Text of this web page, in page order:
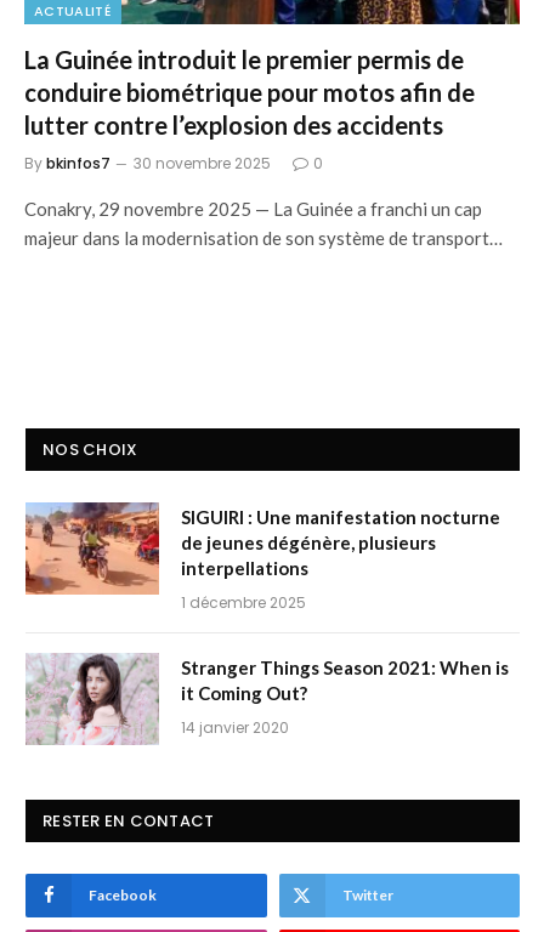
ACTUALITÉ
La Guinée introduit le premier permis de
conduire biométrique pour motos afin de
lutter contre l’explosion des accidents
Bybkinfos7 30 novembre 2025 0
Conakry, 29 novembre 2025 — La Guinée a franchi un cap
majeur dans la modernisation de son système de transport…
NOS CHOIX
SIGUIRI : Une manifestation nocturne
de jeunes dégénère, plusieurs
interpellations
1 décembre 2025
Stranger Things Season 2021: When is
it Coming Out?
14 janvier 2020
RESTER EN CONTACT
Facebook Twitter